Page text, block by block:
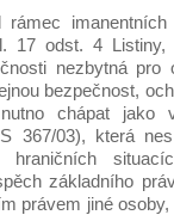
17 odst. 4
nezbytná pro
bezpečnost,
chápat jako
367/03), která
hraničních
základního
právem jiné